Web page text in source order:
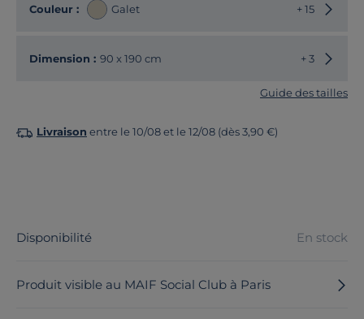
Couleur : Galet + 15
Dimension : 90 x 190 cm + 3
Guide des tailles
Livraison entre le 10/08 et le 12/08 (dès 3,90 €)
Disponibilité En stock
Produit visible au MAIF Social Club à Paris